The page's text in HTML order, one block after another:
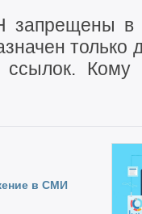
в
Кому
в СМИ